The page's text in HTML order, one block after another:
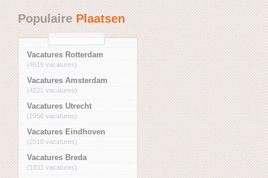
PopulairePlaatsen
Vacatures Rotterdam
(4519 vacatures)
Vacatures Amsterdam
(4221 vacatures)
Vacatures Utrecht
(2958 vacatures)
Vacatures Eindhoven
(2518 vacatures)
Vacatures Breda
(1831 vacatures)